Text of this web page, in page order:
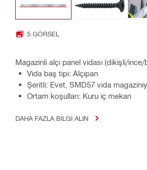
5 GÖRSEL
Magazinli alçı panel vidası (dikişli/ince/
Vida baş tipi: Alçıpan
Şeritli: Evet, SMD57 vida
Ortam koşulları: Kuru iç mekan
DAHA FAZLA BILGI ALIN